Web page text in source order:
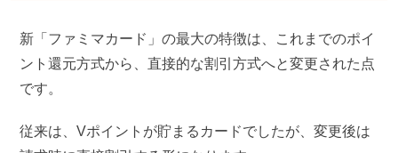
新「ファミマカード」の最大の特徴は、これまでのポイ
ント還元方式から、直接的な割引方式へと変更された点
です。
従来は、Vポイントが貯まるカードでしたが、変更後は